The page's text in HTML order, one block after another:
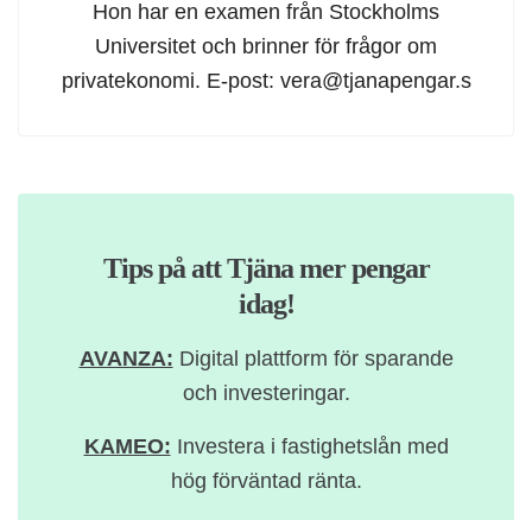
Hon har en examen från Stockholms
Universitet och brinner för frågor om
privatekonomi. E-post: vera@tjanapengar.s
Tips på att Tjäna mer pengar
idag!
AVANZA: Digital plattform för sparande
och investeringar.
KAMEO: Investera i fastighetslån med
hög förväntad ränta.